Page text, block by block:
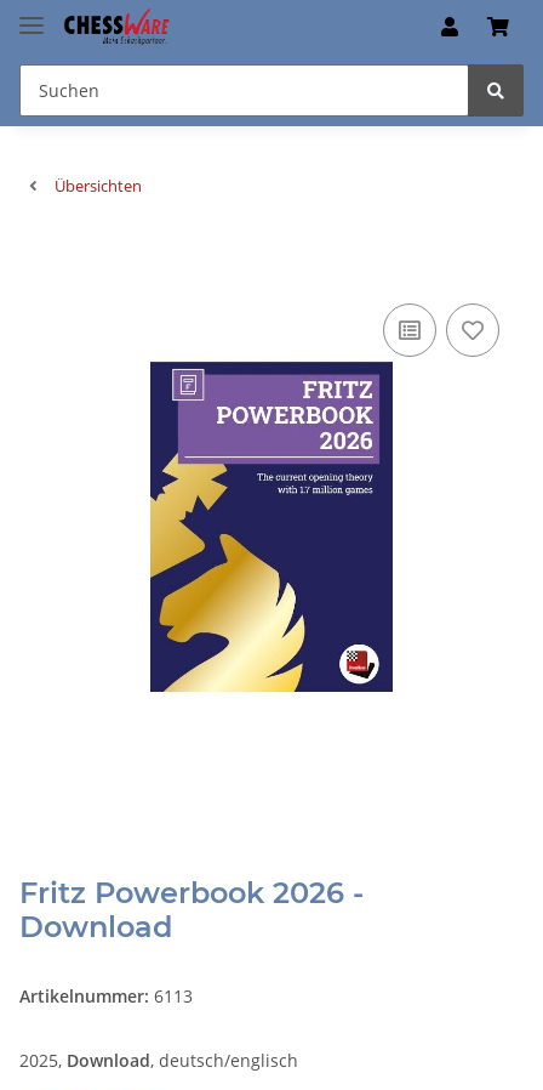
Übersichten
Fritz Powerbook 2026 -
Download
Artikelnummer: 6113
2025, Download, deutsch/englisch